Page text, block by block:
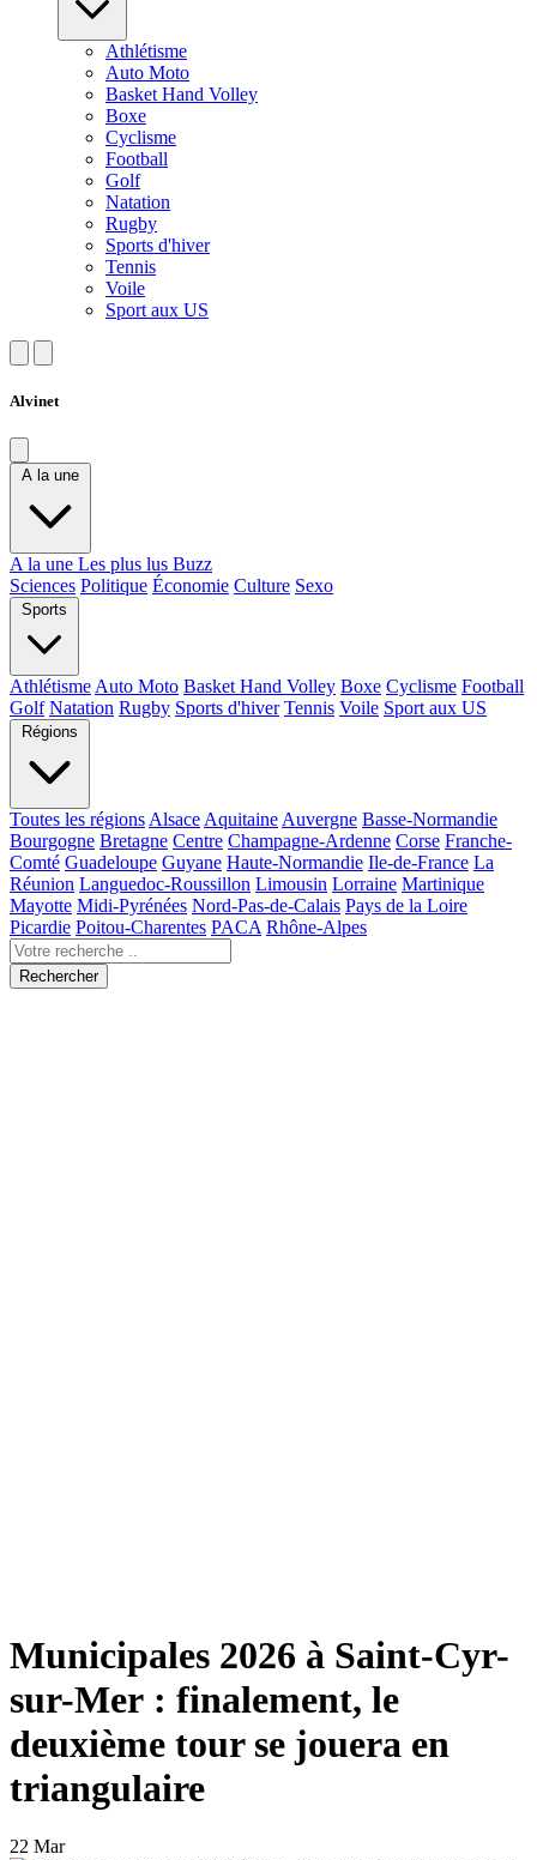
Athlétisme
Auto Moto
Basket Hand Volley
Boxe
Cyclisme
Football
Golf
Natation
Rugby
Sports d'hiver
Tennis
Voile
Sport aux US
Alvinet
A la une
A la une Les plus lus Buzz
Sciences Politique Économie Culture Sexo
Sports
Athlétisme Auto Moto Basket Hand Volley Boxe Cyclisme Football
Golf Natation Rugby Sports d'hiver Tennis Voile Sport aux US
Régions
Toutes les régions Alsace Aquitaine Auvergne Basse-Normandie
Bourgogne Bretagne Centre Champagne-Ardenne Corse Franche-
Comté Guadeloupe Guyane Haute-Normandie Ile-de-France La
Réunion Languedoc-Roussillon Limousin Lorraine Martinique
Mayotte Midi-Pyrénées Nord-Pas-de-Calais Pays de la Loire
Picardie Poitou-Charentes PACA Rhône-Alpes
Rechercher
Municipales 2026 à Saint-Cyr-
sur-Mer : finalement, le
deuxième tour se jouera en
triangulaire
22 Mar